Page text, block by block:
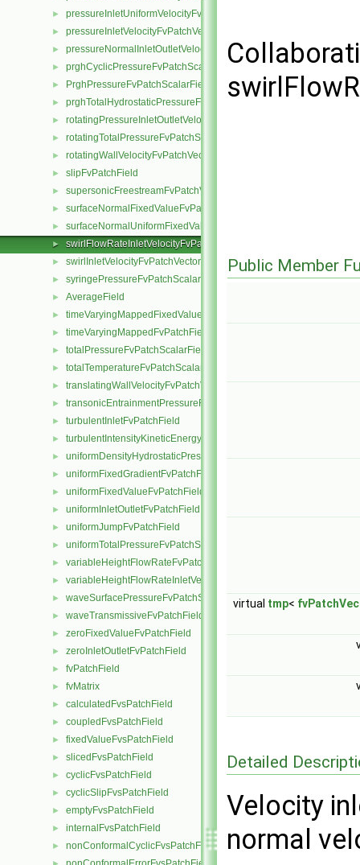
► pressureInletUniformVelocityFvPatchVectorField
► pressureInletVelocityFvPatchVectorField
► pressureNormalInletOutletVelocityFvPatchVectorField
► prghCyclicPressureFvPatchScalarField
► PrghPressureFvPatchScalarField
► prghTotalHydrostaticPressureFvPatchScalarField
► rotatingPressureInletOutletVelocityFvPatchVectorField
► rotatingTotalPressureFvPatchScalarField
► rotatingWallVelocityFvPatchVectorField
► slipFvPatchField
► supersonicFreestreamFvPatchVectorField
► surfaceNormalFixedValueFvPatchVectorField
► surfaceNormalUniformFixedValueFvPatchVectorField
► swirlFlowRateInletVelocityFvPatchVectorField
► swirlInletVelocityFvPatchVectorField
► syringePressureFvPatchScalarField
► AverageField
► timeVaryingMappedFixedValueFvPatchField
► timeVaryingMappedFvPatchField
► totalPressureFvPatchScalarField
► totalTemperatureFvPatchScalarField
► translatingWallVelocityFvPatchVectorField
► transonicEntrainmentPressureFvPatchScalarField
► turbulentInletFvPatchField
► turbulentIntensityKineticEnergyInletFvPatchScalarField
► uniformDensityHydrostaticPressureFvPatchScalarField
► uniformFixedGradientFvPatchField
► uniformFixedValueFvPatchField
► uniformInletOutletFvPatchField
► uniformJumpFvPatchField
► uniformTotalPressureFvPatchScalarField
► variableHeightFlowRateFvPatchScalarField
► variableHeightFlowRateInletVelocityFvPatchVectorField
► waveSurfacePressureFvPatchScalarField
► waveTransmissiveFvPatchField
► zeroFixedValueFvPatchField
► zeroInletOutletFvPatchField
► fvPatchField
► fvMatrix
► calculatedFvsPatchField
► coupledFvsPatchField
► fixedValueFvsPatchField
► slicedFvsPatchField
► cyclicFvsPatchField
► cyclicSlipFvsPatchField
► emptyFvsPatchField
► internalFvsPatchField
► nonConformalCyclicFvsPatchField
Public Member
virtual tmp<
Detailed
Velocity
normal